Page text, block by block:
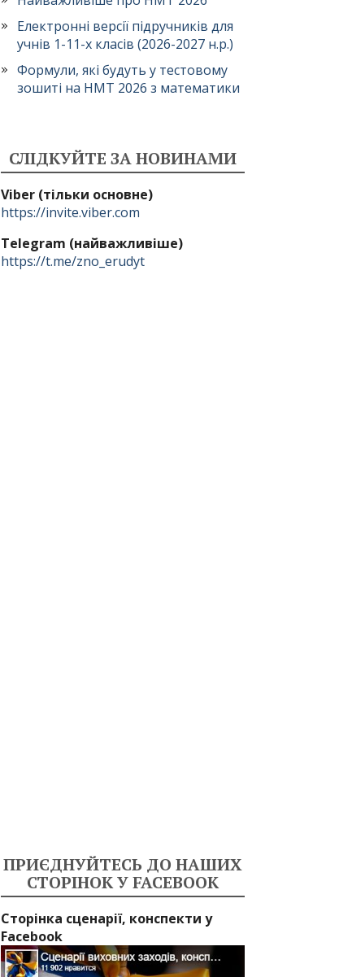
Електронні версії підручників для
учнів 1-11-х класів (2026-2027 н.р.)
Формули, які будуть у тестовому
зошиті на НМТ 2026 з математики
СЛІДКУЙТЕ ЗА НОВИНАМИ
Viber (тільки основне)
https://invite.viber.com
Telegram (найважливіше)
https://t.me/zno_erudyt
ПРИЄДНУЙТЕСЬ ДО НАШИХ
СТОРІНОК У FACEBOOK
Сторінка сценарії, конспекти у
Facebook